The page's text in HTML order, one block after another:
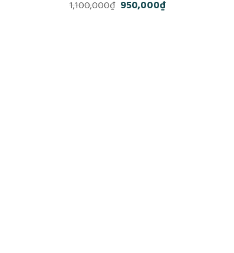
1,100,000₫ Giá
950,000₫Giá